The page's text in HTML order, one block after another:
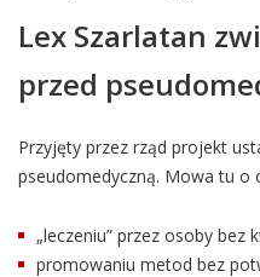
Lex Szarlatan
przed
Przyjęty przez rząd projekt
pseudomedyczną. Mowa tu o
„leczeniu” przez osoby bez
promowaniu metod bez